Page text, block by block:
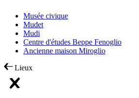
Musée civique
Mudet
Mudi
Centre d'études Beppe Fenoglio
Ancienne maison Miroglio
Lieux